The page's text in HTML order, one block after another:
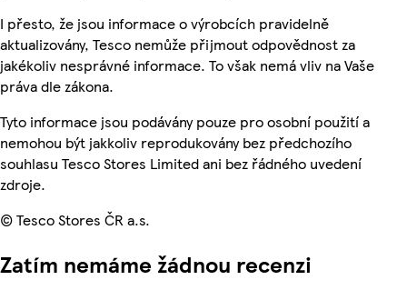
I přesto, že jsou informace o výrobcích pravidelně
aktualizovány, Tesco nemůže přijmout odpovědnost za
jakékoliv nesprávné informace. To však nemá vliv na Vaše
práva dle zákona.
Tyto informace jsou podávány pouze pro osobní použití a
nemohou být jakkoliv reprodukovány bez předchozího
souhlasu Tesco Stores Limited ani bez řádného uvedení
zdroje.
© Tesco Stores ČR a.s.
Zatím nemáme žádnou recenzi